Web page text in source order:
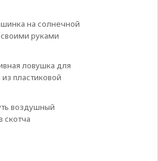
на солнечной
руками
ловушка для
пластиковой
воздушный
скотча